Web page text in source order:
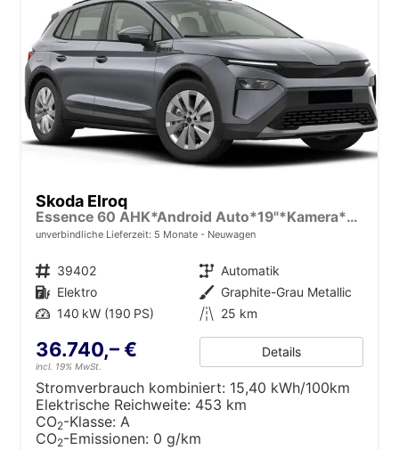
Skoda Elroq
Essence 60 AHK*Android Auto*19"*Kamera*2Z-Klimaauto*Totwinkel*LED*Tempomat
unverbindliche Lieferzeit: 5 Monate Neuwagen
Fahrzeugnr. 39402 Getriebe Automatik
Kraftstoff Elektro Außenfarbe Graphite-Grau Metallic
Leistung 140 kW (190 PS) Kilometerstand 25 km
36.740,– €
incl. 19% MwSt.
Details
Stromverbrauch kombiniert: 15,40 kWh/100km
Elektrische Reichweite: 453 km
CO2-Klasse: A
CO2-Emissionen: 0 g/km